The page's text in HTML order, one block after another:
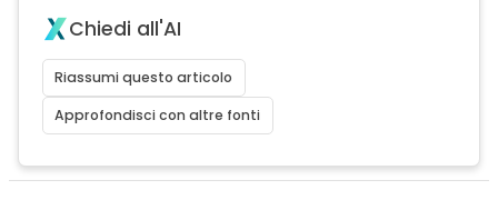
Chiedi all'AI
Riassumi questo articolo
Approfondisci con altre fonti